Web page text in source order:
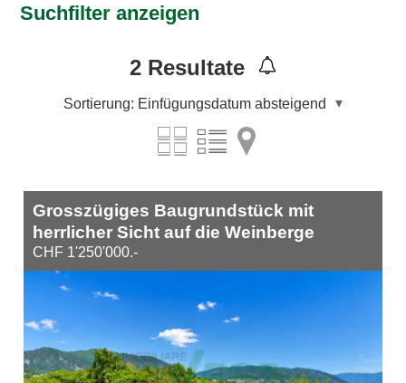
Suchfilter anzeigen
2 Resultate
Sortierung: Einfügungsdatum absteigend
Grosszügiges Baugrundstück mit
herrlicher Sicht auf die Weinberge
CHF 1'250'000.-